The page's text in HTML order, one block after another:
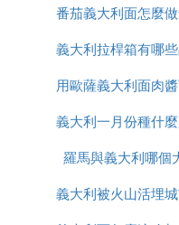
為成員解釋義大利的
上是葡萄、水晶杯、
志，在所有人的注視
歐與茱麗葉的故鄉以
葡萄酒與烈酒展
了Verona醉人而浪漫的
成員受到Andrea
biano城堡、里奧那
番茄義大利面怎麼
簡單還好吃
義大利拉桿箱有哪
牌
用歐薩義大利面肉
做什麼
義大利一月份種什
羅馬與義大利哪個
義大利被火山活埋